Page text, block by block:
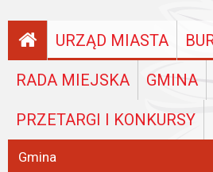
URZĄD MIASTA
RADA MIEJSKA GMINA
PRZETARGI I KONKURSY
Gmina